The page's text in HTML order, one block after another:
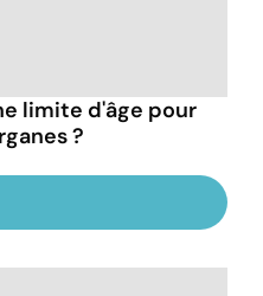
limite d'âge pour
?